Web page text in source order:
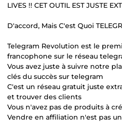
LIVES !! CET OUTIL EST JUSTE
D'accord, Mais C'est Quoi
Telegram Revolution est le
francophone sur le réseau
Vous avez juste à suivre notre
clés du succès sur telegram
C'est un réseau gratuit juste
et trouver des clients
Vous n'avez pas de produits à
Vendre en affiliation n'est pas